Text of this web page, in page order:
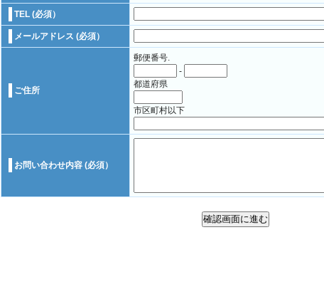
TEL (必須）
メールアドレス (必須）
ご住所
郵便番号.
-
都道府県
市区町村以下
お問い合わせ内容 (必須）
確認画面に進む